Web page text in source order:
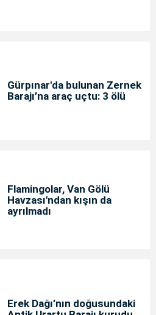
Gürpınar'da bulunan Zernek
Barajı’na araç uçtu: 3 ölü
Flamingolar, Van Gölü
Havzası'ndan kışın da
ayrılmadı
Erek Dağı’nın doğusundaki